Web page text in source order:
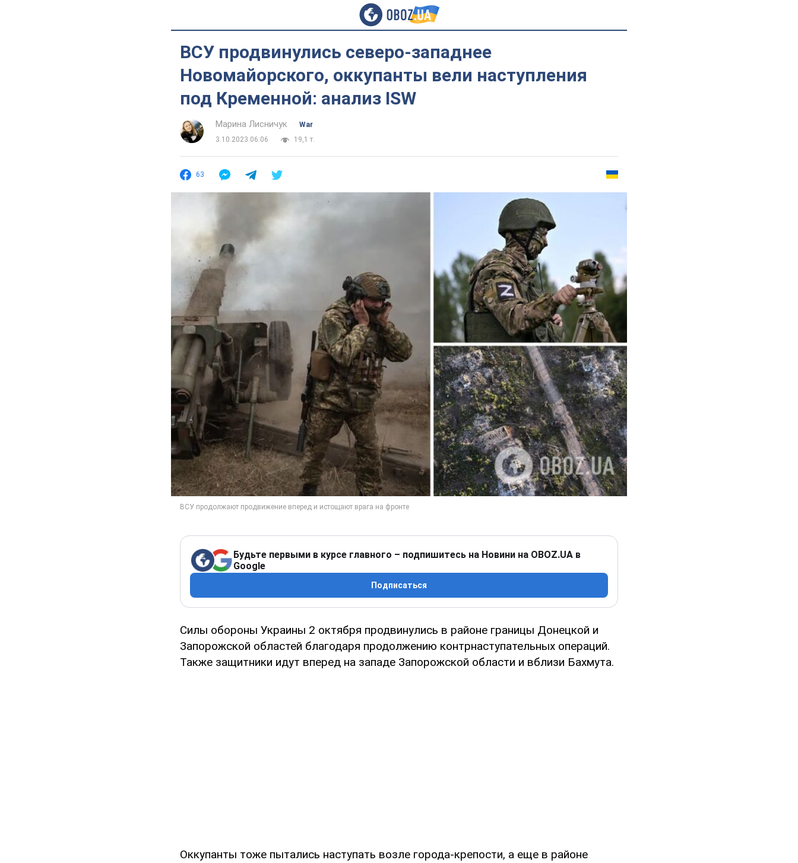
ВСУ продвинулись северо-западнее
Новомайорского, оккупанты вели наступления
под Кременной: анализ ISW
Марина Лисничук
War
3.10.2023 06:06
19,1 т.
63
Будьте первыми в курсе главного – подпишитесь на Новини на OBOZ.UA в
Google
Подписаться
Силы обороны Украины 2 октября продвинулись в районе границы Донецкой и
Запорожской областей благодаря продолжению контрнаступательных операций.
Также защитники идут вперед на западе Запорожской области и вблизи Бахмута.
Оккупанты тоже пытались наступать возле города-крепости, а еще в районе